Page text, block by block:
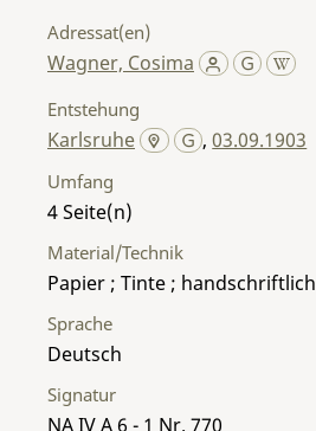
Adressat(en)
Wagner, Cosima
Entstehung
Karlsruhe ,03.09.1903
Umfang
4
Material/Technik
Papier ; Tinte ; handschriftlich
Sprache
Deutsch
Signatur
NA IV A 6 - 1 Nr. 770